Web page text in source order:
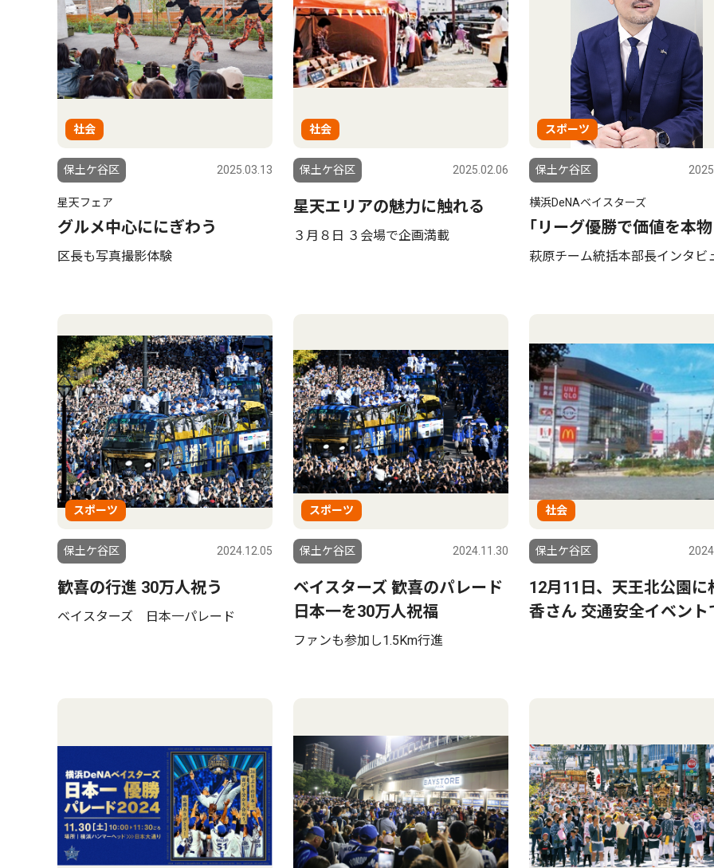
社会
保土ケ谷区 2025.03.13
星天フェア
グルメ中心ににぎわう
区長も写真撮影体験
社会
保土ケ谷区 2025.02.06
星天エリアの魅力に触れる
３月８日 ３会場で企画満載
スポーツ
保土ケ谷区
横浜DeNAベイスターズ
｢リーグ優勝で価値を本
萩原チーム統括本部長インタビ
スポーツ
保土ケ谷区 2024.12.05
歓喜の行進 30万人祝う
ベイスターズ 日本一パレード
スポーツ
保土ケ谷区 2024.11.30
ベイスターズ 歓喜のパレード
日本一を30万人祝福
ファンも参加し1.5Km行進
社会
保土ケ谷区
12月11日、天王北公園に
香さん 交通安全イベント